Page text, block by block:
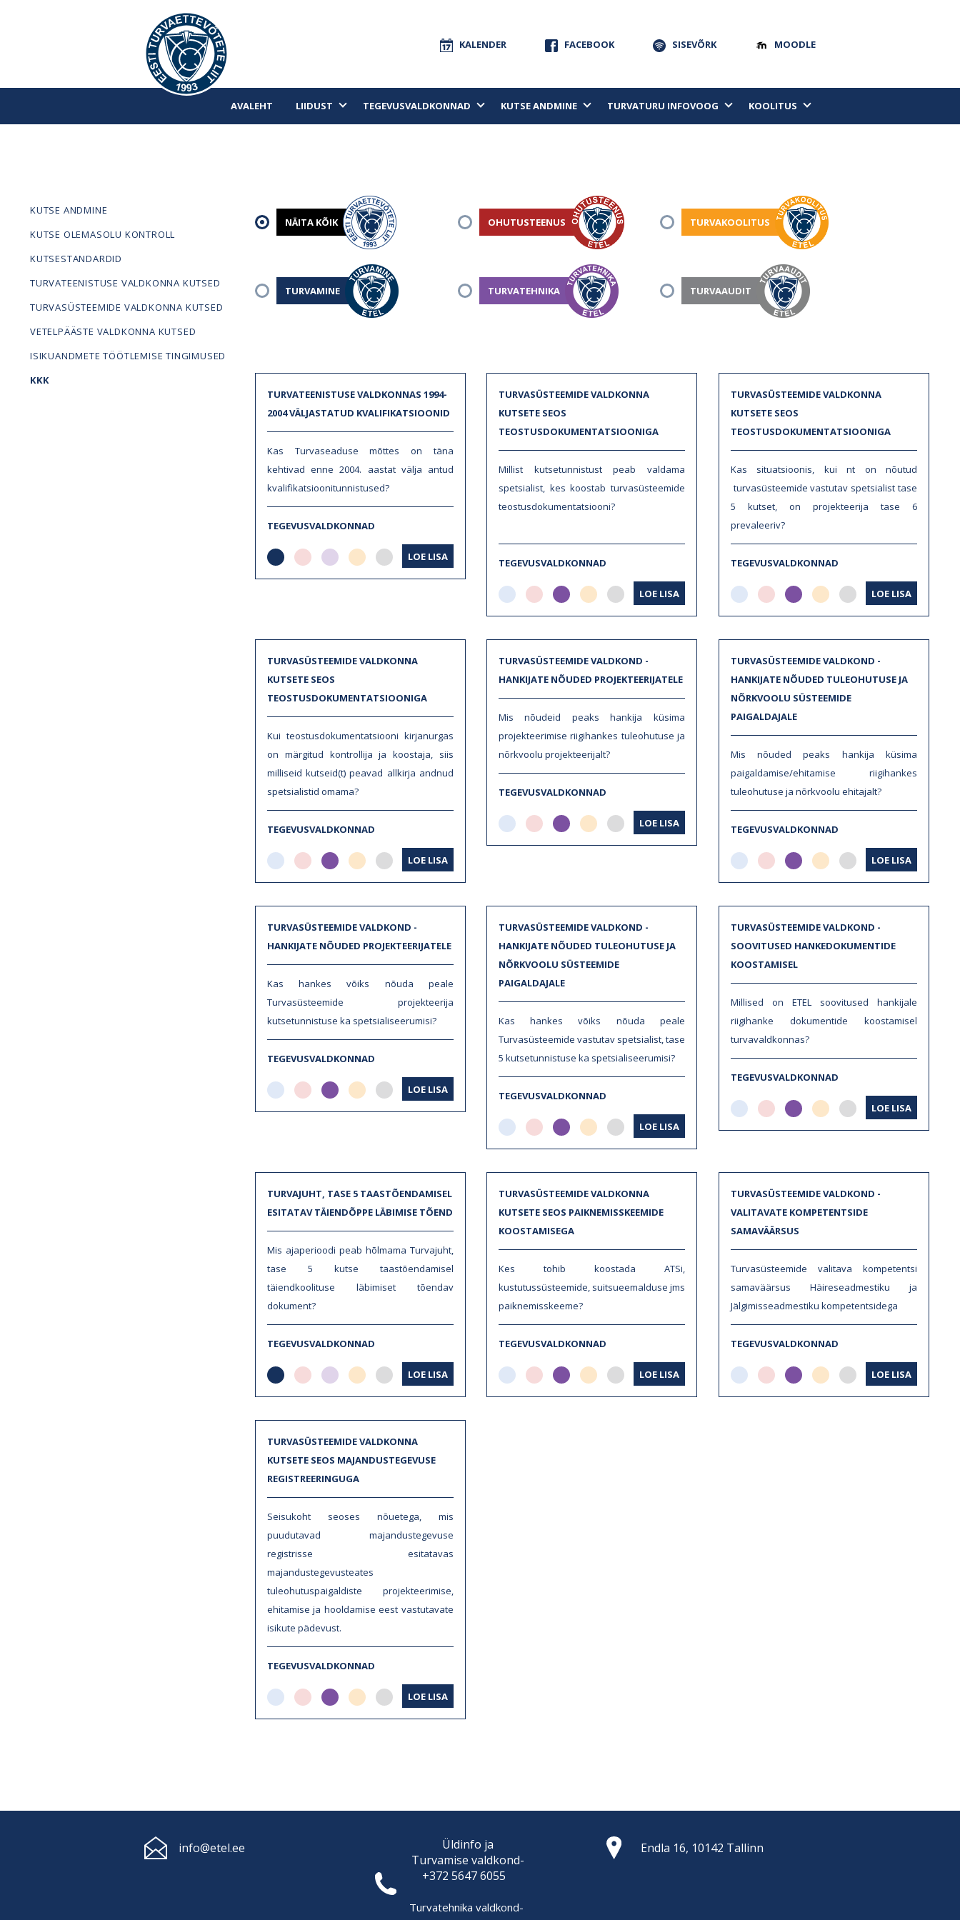
KALENDER FACEBOOK SISEVÕRK MOODLE
AVALEHT LIIDUST TEGEVUSVALDKONNAD KUTSE ANDMINE TURVATURU INFOVOOG KOOLITUS
KUTSE ANDMINE
KUTSE OLEMASOLU KONTROLL
KUTSESTANDARDID
TURVATEENISTUSE VALDKONNA KUTSED
TURVASÜSTEEMIDE VALDKONNA KUTSED
VETELPÄÄSTE VALDKONNA KUTSED
ISIKUANDMETE TÖÖTLEMISE TINGIMUSED
KKK
NÄITA KÕIK
TURVAMINE
OHUTUSTEENUS
TURVATEHNIKA
TURVAKOOLITUS
TURVAAUDIT
TURVATEENISTUSE VALDKONNAS 1994-
2004 VÄLJASTATUD KVALIFIKATSIOONID
Kas Turvaseaduse mõttes on täna
kehtivad enne 2004. aastat välja antud
kvalifikatsioonitunnistused?
TEGEVUSVALDKONNAD
LOE LISA
TURVASÜSTEEMIDE VALDKONNA
KUTSETE SEOS
TEOSTUSDOKUMENTATSIOONIGA
Millist kutsetunnistust peab valdama
spetsialist, kes koostab turvasüsteemide
teostusdokumentatsiooni?
TEGEVUSVALDKONNAD
LOE LISA
TURVASÜSTEEMIDE VALDKONNA
KUTSETE SEOS
TEOSTUSDOKUMENTATSIOONIGA
Kas situatsioonis, kui nt on nõutud
turvasüsteemide vastutav spetsialist tase
5 kutset, on projekteerija tase 6
prevaleeriv?
TEGEVUSVALDKONNAD
LOE LISA
TURVASÜSTEEMIDE VALDKONNA
KUTSETE SEOS
TEOSTUSDOKUMENTATSIOONIGA
Kui teostusdokumentatsiooni kirjanurgas
on märgitud kontrollija ja koostaja, siis
milliseid kutseid(t) peavad allkirja andnud
spetsialistid omama?
TEGEVUSVALDKONNAD
LOE LISA
TURVASÜSTEEMIDE VALDKOND -
HANKIJATE NÕUDED PROJEKTEERIJATELE
Mis nõudeid peaks hankija küsima
projekteerimise riigihankes tuleohutuse ja
nõrkvoolu projekteerijalt?
TEGEVUSVALDKONNAD
LOE LISA
TURVASÜSTEEMIDE VALDKOND -
HANKIJATE NÕUDED TULEOHUTUSE JA
NÕRKVOOLU SÜSTEEMIDE
PAIGALDAJALE
Mis nõuded peaks hankija küsima
paigaldamise/ehitamise riigihankes
tuleohutuse ja nõrkvoolu ehitajalt?
TEGEVUSVALDKONNAD
LOE LISA
TURVASÜSTEEMIDE VALDKOND -
HANKIJATE NÕUDED PROJEKTEERIJATELE
Kas hankes võiks nõuda peale
Turvasüsteemide projekteerija
kutsetunnistuse ka spetsialiseerumisi?
TEGEVUSVALDKONNAD
LOE LISA
TURVASÜSTEEMIDE VALDKOND -
HANKIJATE NÕUDED TULEOHUTUSE JA
NÕRKVOOLU SÜSTEEMIDE
PAIGALDAJALE
Kas hankes võiks nõuda peale
Turvasüsteemide vastutav spetsialist, tase
5 kutsetunnistuse ka spetsialiseerumisi?
TEGEVUSVALDKONNAD
LOE LISA
TURVASÜSTEEMIDE VALDKOND -
SOOVITUSED HANKEDOKUMENTIDE
KOOSTAMISEL
Millised on ETEL soovitused hankijale
riigihanke dokumentide koostamisel
turvavaldkonnas?
TEGEVUSVALDKONNAD
LOE LISA
TURVAJUHT, TASE 5 TAASTÕENDAMISEL
ESITATAV TÄIENDÕPPE LÄBIMISE TÕEND
Mis ajaperioodi peab hõlmama Turvajuht,
tase 5 kutse taastõendamisel
täiendkoolituse läbimiset tõendav
dokument?
TEGEVUSVALDKONNAD
LOE LISA
TURVASÜSTEEMIDE VALDKONNA
KUTSETE SEOS PAIKNEMISSKEEMIDE
KOOSTAMISEGA
Kes tohib koostada ATSi,
kustutussüsteemide, suitsueemalduse jms
paiknemisskeeme?
TEGEVUSVALDKONNAD
LOE LISA
TURVASÜSTEEMIDE VALDKOND -
VALITAVATE KOMPETENTSIDE
SAMAVÄÄRSUS
Turvasüsteemide valitava kompetentsi
samaväärsus Häireseadmestiku ja
Jälgimisseadmestiku kompetentsidega
TEGEVUSVALDKONNAD
LOE LISA
TURVASÜSTEEMIDE VALDKONNA
KUTSETE SEOS MAJANDUSTEGEVUSE
REGISTREERINGUGA
Seisukoht seoses nõuetega, mis
puudutavad majandustegevuse
registrisse esitatavas
majandustegevusteates
tuleohutuspaigaldiste projekteerimise,
ehitamise ja hooldamise eest vastutavate
isikute pädevust.
TEGEVUSVALDKONNAD
LOE LISA
info@etel.ee
Üldinfo ja
Turvamisevaldkond-
+372 5647 6055
Turvatehnika valdkond-
Endla 16, 10142 Tallinn